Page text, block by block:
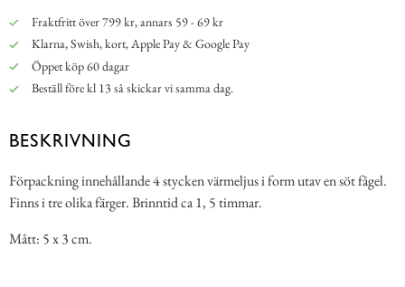
Fraktfritt över 799 kr, annars 59 - 69 kr
Klarna, Swish, kort, Apple Pay & Google Pay
Öppet köp 60 dagar
Beställ före kl 13 så skickar vi samma dag.
BESKRIVNING
Förpackning innehållande 4 stycken värmeljus i form utav en söt fågel.
Finns i tre olika färger. Brinntid ca 1, 5 timmar.
Mått: 5 x 3 cm.